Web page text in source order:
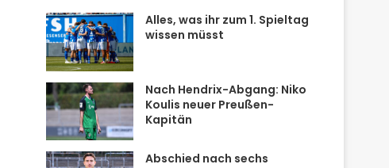
Alles, was ihr zum 1. Spieltag
wissen müsst
Nach Hendrix-Abgang: Niko
Koulis neuer Preußen-
Kapitän
Abschied nach sechs